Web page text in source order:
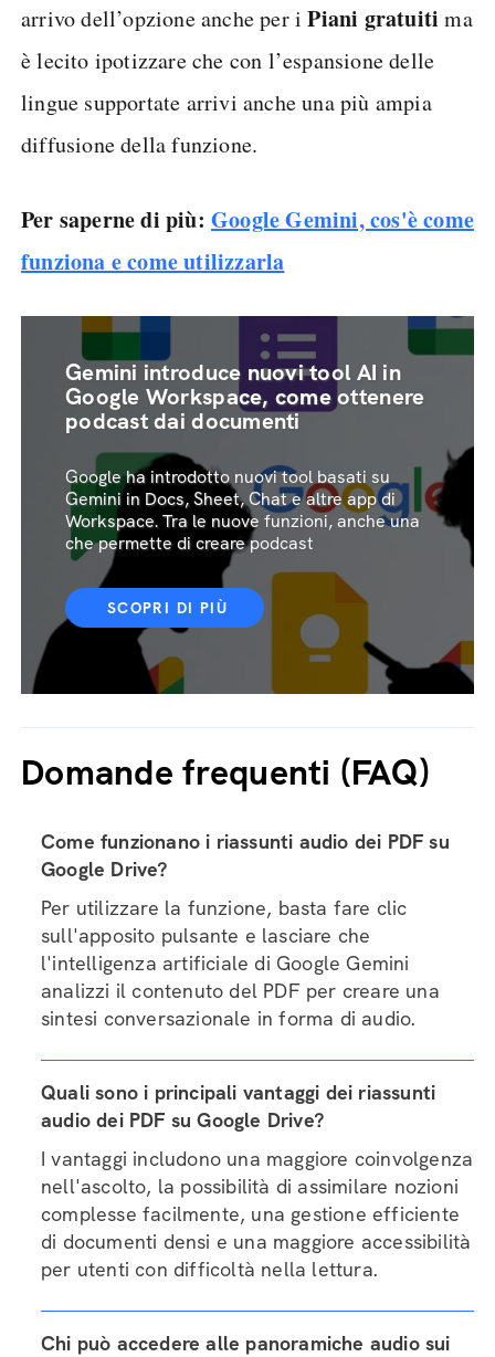
arrivo dell’opzione anche per iPiani gratuiti ma
è lecito ipotizzare che con l’espansione delle
lingue supportate arrivi anche una più ampia
diffusione della funzione.
Per saperne di più: Google Gemini, cos'è come
funziona e come utilizzarla
Gemini introduce nuovi tool AI in
Google Workspace, come ottenere
podcast dai documenti
Google ha introdotto nuovi tool basati su
Gemini in Docs, Sheet, Chat e altre app di
Workspace. Tra le nuove funzioni, anche una
che permette di creare podcast
SCOPRI DI PIÙ
Domande frequenti (FAQ)
Come funzionano i riassunti audio dei PDF su
Google Drive?
Per utilizzare la funzione, basta fare clic
sull'apposito pulsante e lasciare che
l'intelligenza artificiale di Google Gemini
analizzi il contenuto del PDF per creare una
sintesi conversazionale in forma di audio.
Quali sono i principali vantaggi dei riassunti
audio dei PDF su Google Drive?
I vantaggi includono una maggiore coinvolgenza
nell'ascolto, la possibilità di assimilare nozioni
complesse facilmente, una gestione efficiente
di documenti densi e una maggiore accessibilità
per utenti con difficoltà nella lettura.
Chi può accedere alle panoramiche audio sui